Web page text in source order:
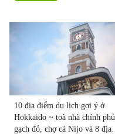
10 địa điểm du lịch gợi ý ở
Hokkaido ~ toà nhà chính phủ
gạch đỏ, chợ cá Nijo và 8 địa